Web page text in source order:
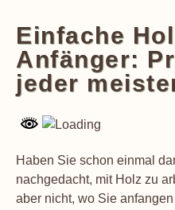
Einfache
Anfänger:
jeder
Haben Sie schon einmal
nachgedacht, mit Holz zu
aber nicht, wo Sie